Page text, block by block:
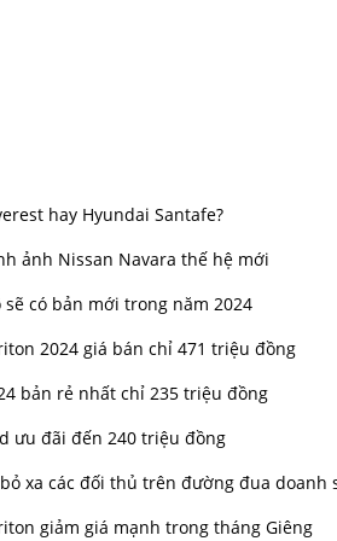
hay Hyundai Santafe?
ảnh Nissan Navara thế hệ mới
sẽ có bản mới trong năm 2024
2024 giá bán chỉ 471 triệu đồng
bản rẻ nhất chỉ 235 triệu đồng
ưu đãi đến 240 triệu đồng
xa các đối thủ trên đường đua doanh
giảm giá mạnh trong tháng Giêng